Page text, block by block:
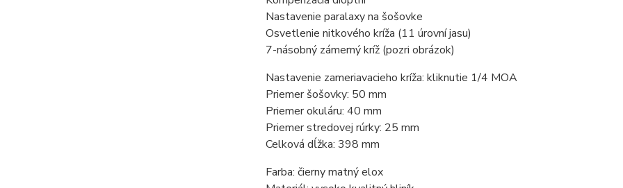
Nastavenie paralaxy na šošovke
Osvetlenie nitkového kríža (11 úrovní jasu)
7-násobný zámerný kríž (pozri obrázok)
Nastavenie zameriavacieho kríža: kliknutie 1/4 MOA
Priemer šošovky: 50 mm
Priemer okuláru: 40 mm
Priemer stredovej rúrky: 25 mm
Celková dĺžka: 398 mm
Farba: čierny matný elox